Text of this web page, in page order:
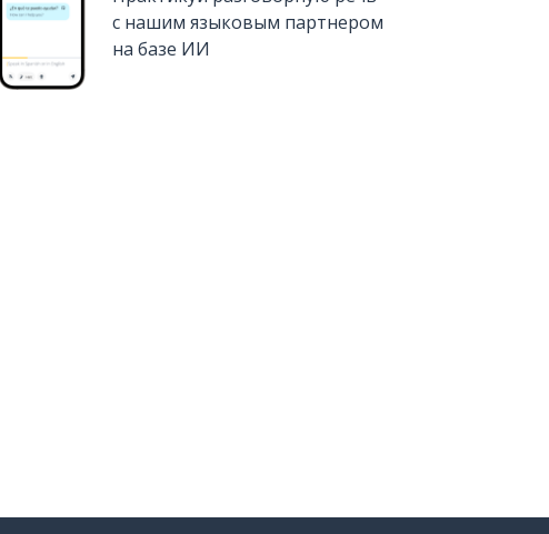
с нашим языковым партнером
на базе ИИ